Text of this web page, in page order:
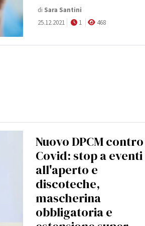
di Sara Santini
25.12.2021
1 468
Nuovo DPCM
Covid: stop a eventi
all'aperto e
discoteche,
mascherina
obbligatoria e